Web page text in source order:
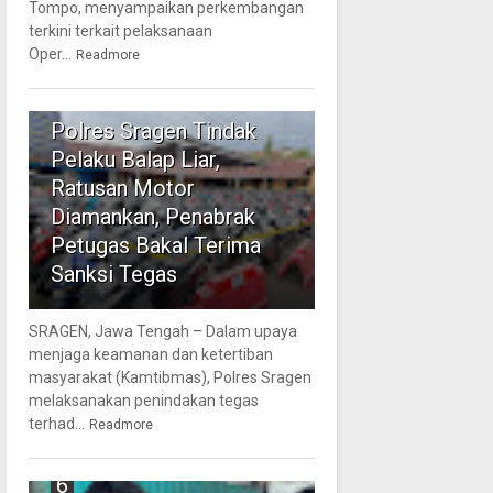
Tompo, menyampaikan perkembangan
terkini terkait pelaksanaan
Oper... Readmore
5
Polres Sragen Tindak
Pelaku Balap Liar,
Ratusan Motor
Diamankan, Penabrak
Petugas Bakal Terima
Sanksi Tegas
SRAGEN, Jawa Tengah – Dalam upaya
menjaga keamanan dan ketertiban
masyarakat (Kamtibmas), Polres Sragen
melaksanakan penindakan tegas
terhad... Readmore
6